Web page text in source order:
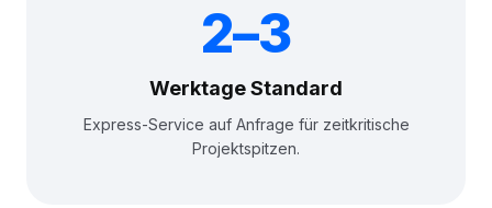
2–3
Werktage Standard
Express-Service auf Anfrage für zeitkritische
Projektspitzen.